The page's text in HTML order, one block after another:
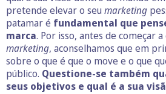
pretende elevar o seu marketing
patamar é fundamental que
marca. Por isso, antes de começar
marketing, aconselhamos que em
sobre o que é que o move e o que
público. Questione-se também
seus objetivos e qual é a sua